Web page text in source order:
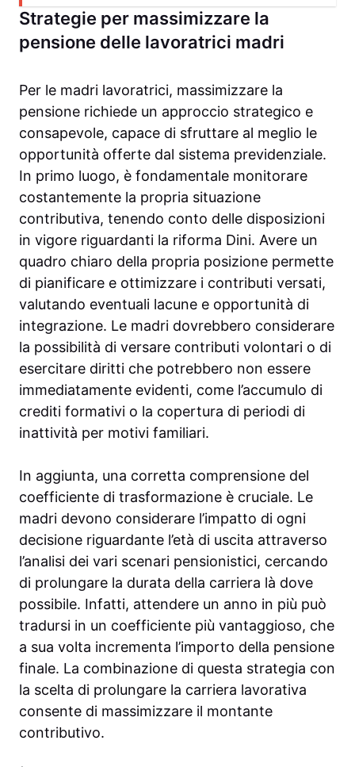
Strategie per massimizzare la
pensione delle lavoratrici madri
Per le madri lavoratrici, massimizzare la
pensione richiede un approccio strategico e
consapevole, capace di sfruttare al meglio le
opportunità offerte dal sistema previdenziale.
In primo luogo, è fondamentale monitorare
costantemente la propria situazione
contributiva, tenendo conto delle disposizioni
in vigore riguardanti la riforma Dini. Avere un
quadro chiaro della propria posizione permette
di pianificare e ottimizzare i contributi versati,
valutando eventuali lacune e opportunità di
integrazione. Le madri dovrebbero considerare
la possibilità di versare contributi volontari o di
esercitare diritti che potrebbero non essere
immediatamente evidenti, come l’accumulo di
crediti formativi o la copertura di periodi di
inattività per motivi familiari.
In aggiunta, una corretta comprensione del
coefficiente di trasformazione è cruciale. Le
madri devono considerare l’impatto di ogni
decisione riguardante l’età di uscita attraverso
l’analisi dei vari scenari pensionistici, cercando
di prolungare la durata della carriera là dove
possibile. Infatti, attendere un anno in più può
tradursi in un coefficiente più vantaggioso, che
a sua volta incrementa l’importo della pensione
finale. La combinazione di questa strategia con
la scelta di prolungare la carriera lavorativa
consente di massimizzare il montante
contributivo.